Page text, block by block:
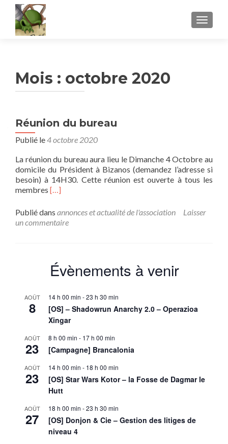
Mois : octobre 2020
Réunion du bureau
Publié le4 octobre 2020
La réunion du bureau aura lieu le Dimanche 4 Octobre au
domicile du Président à Bizanos (demandez l’adresse si
besoin) à 14H30. Cette réunion est ouverte à tous les
membres En
plus
surRéunion
[…]
Publié dans annonces et actualité de l'association
Laisser
un commentaire
Évènements à venir
AOÛT
8
14 h 00 min -23 h 30 min
[OS] – Shadowrun Anarchy 2.0 – Operazioa
Xingar
AOÛT
23
8 h 00 min - 17 h 00 min
[Campagne] Brancalonia
AOÛT
23
14 h 00 min - 18 h 00 min
[OS] Star Wars Kotor – la Fosse de Dagmar le
Hutt
AOÛT
27
18 h 00 min -23 h 30 min
[OS] Donjon & Cie – Gestion des litiges de
niveau 4